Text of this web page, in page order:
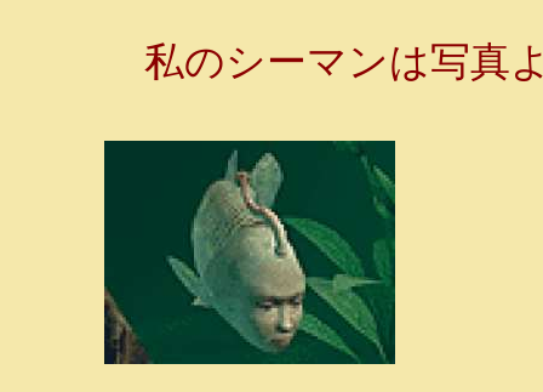
私のシーマンは写真